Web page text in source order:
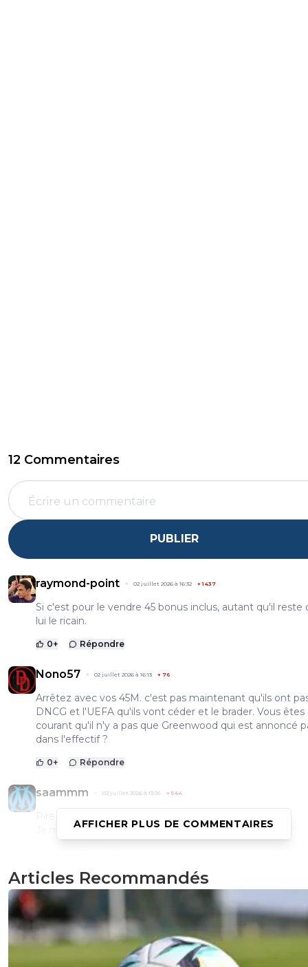
12 Commentaires
PUBLIER
raymond-point 02 juillet 2026 à 16:32 +1437
Si c'est pour le vendre 45 bonus inclus, autant qu'il reste
lui le ricain.
0+ Répondre
Nono57 02 juillet 2026 à 16:13 + 76
Arrêtez avec vos 45M. c'est pas maintenant qu'ils ont
DNCG et l'UEFA qu'ils vont céder et le brader. Vous êtes
courant qu'il n'y a pas que Greenwood qui est annoncé
dans l'effectif ?
0+ Répondre
saammm 02 juillet 2026 à 13:26 + 544
Je me torcherais même pas avec
bath-singer
Greenwood a un bon salaire mais pas le plus haut de
On a que 60% des droits du jouer, qui lui est difficile a
cra blacklisté par le BPL...
AFFICHER PLUS DE COMMENTAIRES
Articles Recommandés